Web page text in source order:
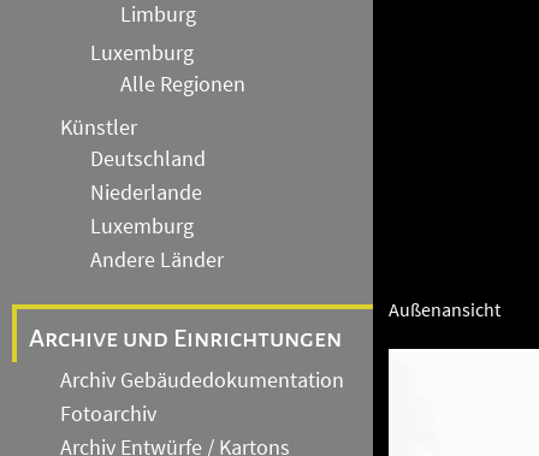
Limburg
Luxemburg
Alle Regionen
Künstler
Deutschland
Niederlande
Luxemburg
Andere Länder
Archive und Einrichtungen
Archiv Gebäudedokumentation
Fotoarchiv
Archiv Entwürfe / Kartons
Außenansicht